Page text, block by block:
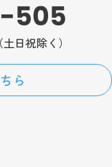
505
日祝除く）
ら